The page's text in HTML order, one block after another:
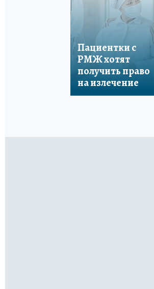
Пациентки с
РМЖ хотят
получить право
на излечение